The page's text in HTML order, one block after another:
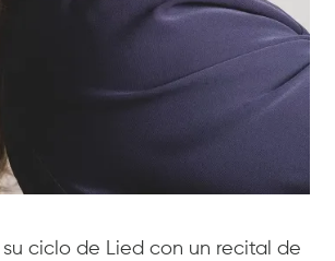
su ciclo de Lied con un recital de